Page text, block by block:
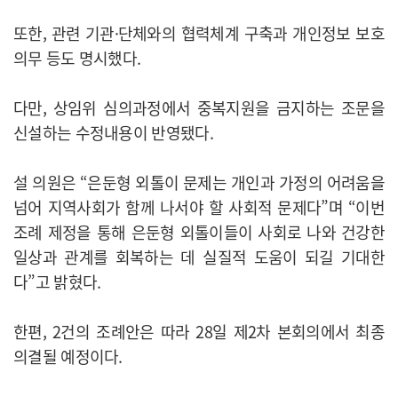
또한, 관련 기관·단체와의 협력체계 구축과 개인정보 보호
의무 등도 명시했다.
다만, 상임위 심의과정에서 중복지원을 금지하는 조문을
신설하는 수정내용이 반영됐다.
설 의원은 “은둔형 외톨이 문제는 개인과 가정의 어려움을
넘어 지역사회가 함께 나서야 할 사회적 문제다”며 “이번
조례 제정을 통해 은둔형 외톨이들이 사회로 나와 건강한
일상과 관계를 회복하는 데 실질적 도움이 되길 기대한
다”고 밝혔다.
한편, 2건의 조례안은 따라 28일 제2차 본회의에서 최종
의결될 예정이다.​